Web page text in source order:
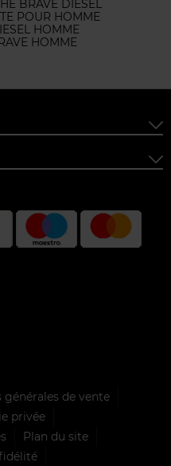
BRAVE DIESEL
POUR HOMME
HOMME
HOMME
générales de vente
privée
Plan du site